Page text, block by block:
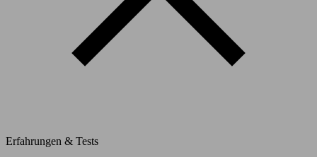
Erfahrungen & Tests